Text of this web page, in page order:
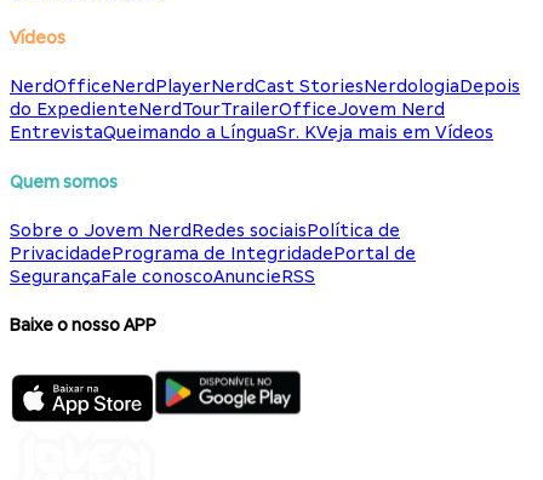
Vídeos
NerdOfficeNerdPlayerNerdCast StoriesNerdologiaDepois
do ExpedienteNerdTourTrailerOfficeJovem Nerd
EntrevistaQueimando a LínguaSr. KVeja mais em Vídeos
Quem somos
Sobre o Jovem NerdRedes sociaisPolítica de
PrivacidadePrograma de IntegridadePortal de
SegurançaFale conoscoAnuncieRSS
Baixe o nosso APP